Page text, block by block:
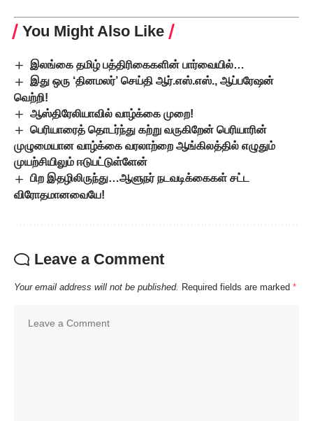
You Might Also Like
இலங்கை தமிழ் பத்திரிகைகளின் பார்வையில்…
இது ஒரு ‘தினமலர்’ செய்தி ஆர்.எஸ்.எஸ்., ஆப்பரேஷன்
வெற்றி!
ஆஸ்திரேலியாவில் வாழ்க்கை முறை!
பெரியாரைத் தொடர்ந்து கற்று வருகிறேன் பெரியாரின்
முழுமையான வாழ்க்கை வரலாற்றை ஆங்கிலத்தில் எழுதும்
முயற்சியிலும் ஈடுபட்டுள்ளேன்
பிற இதழிலிருந்து…ஆளுநர் நடவடிக்கைகள் சட்ட
விரோதமானவையே!
Leave a Comment
Your email address will not be published. Required fields are marked *